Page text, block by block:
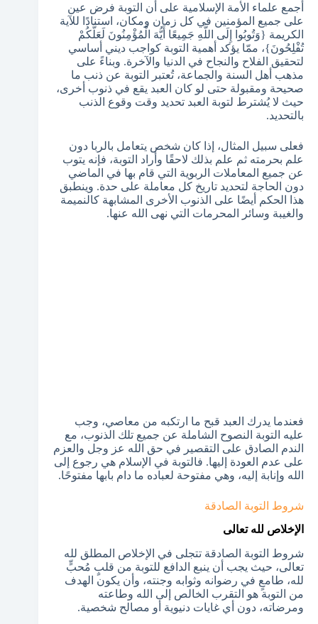
أجمع علماء الأمة الإسلامية على أن التوبة فرض عين
على جميع المؤمنين في كل زمان ومكان، استنادًا للآية
الكريمة {وَتُوبُوا إِلَى اللَّهِ جَمِيعًا أَيُّهَ الْمُؤْمِنُونَ لَعَلَّكُمْ
تُفْلِحُونَ}، ممّا يؤكد أهمية التوبة كواجب ديني أساسي
لتحقيق الفلاح والنجاح في الدنيا والآخرة. وبناءً على
مذهب أهل السنة والجماعة، تُعتبر التوبة عن ذنب ما
صحيحة ومقبولة حتى لو كان العبد يقع في ذنوب أخرى،
حيث لا يُشترط لتوبة العبد تحديد وقت وقوع الذنب
بالتحديد.
فعلى سبيل المثال، إذا كان شخص يتعامل بالربا دون
علم بحرمته ثم علم بذلك لاحقًا وأراد التوبة، فإنه يتوب
عن جميع المعاملات الربوية التي قام بها في الماضي
دون الحاجة لتحديد تاريخ كل معاملة على حدة. وينطبق
هذا الحكم أيضًا على الذنوب الأخرى المشابهة كالنميمة
والغيبة وسائر المحرمات التي نهى الله عنها.
فعندما يدرك العبد قبح ما ارتكبه من معاصي، وجب
عليه التوبة النصوح الشاملة عن جميع تلك الذنوب، مع
الندم الصادق على التقصير في حق الله عز وجل والعزم
على عدم العودة إليها. فالتوبة في الإسلام هي رجوع إلى
الله وإنابة إليه، وهي مفتوحة لعباده ما دام بابها مفتوحًا.
شروط التوبة الصادقة
الإخلاص لله تعالى
شروط التوبة الصادقة تتجلى في الإخلاص المطلق لله
تعالى، حيث يجب أن ينبع الدافع للتوبة من قلبٍ مُحبٍّ
لله، طامعٍ في رضوانه وثوابه وجنته، وأن يكون الهدف
من التوبة هو التقرب الخالص إلى الله وطاعته
ومرضاته، دون أي غايات دنيوية أو مصالح شخصية.